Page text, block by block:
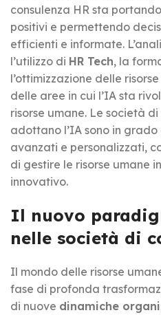
consulenza HR sta
positivi e permettendo
efficienti e informate.
l’utilizzo di HR Tech, la
l’ottimizzazione delle
delle aree in cui l’IA sta
risorse umane. Le società
adottano l’IA sono in
avanzati e personalizzati,
di gestire le risorse umane
innovativo.
Il nuovo
nelle società di
Il mondo delle risorse
fase di profonda
di nuove dinamiche